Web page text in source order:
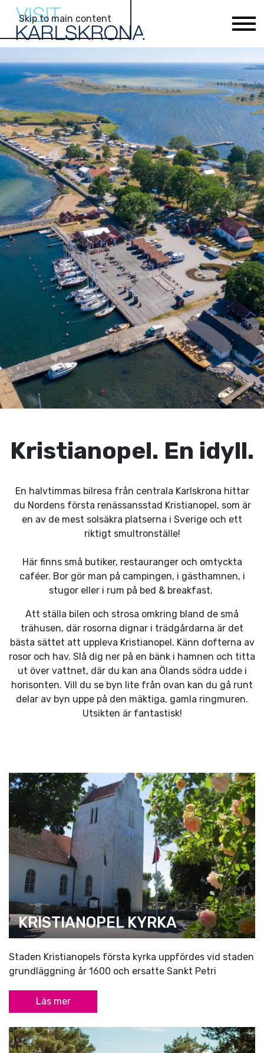
Skip to main content
Kristianopel. En idyll.
En halvtimmas bilresa från centrala Karlskrona hittar
du Nordens första renässansstad Kristianopel, som är
en av de mest solsäkra platserna i Sverige och ett
riktigt smultronställe!
Här finns små butiker, restauranger och omtyckta
caféer. Bor gör man på campingen, i gästhamnen, i
stugor eller i rum på bed & breakfast.
Att ställa bilen och strosa omkring bland de små
trähusen, där rosorna dignar i trädgårdarna är det
bästa sättet att uppleva Kristianopel. Känn dofterna av
rosor och hav. Slå dig ner på en bänk i hamnen och titta
ut över vattnet, där du kan ana Ölands södra udde i
horisonten. Vill du se byn lite från ovan kan du gå runt
delar av byn uppe på den mäktiga, gamla ringmuren.
Utsikten är fantastisk!
KRISTIANOPEL KYRKA
Staden Kristianopels första kyrka uppfördes vid staden
grundläggning år 1600 och ersatte Sankt Petri
Läs mer